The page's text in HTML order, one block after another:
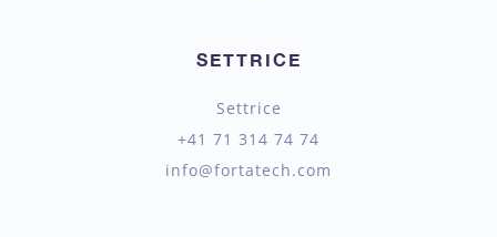
SETTRICE
Settrice
+41 71 314 74 74
info@fortatech.com